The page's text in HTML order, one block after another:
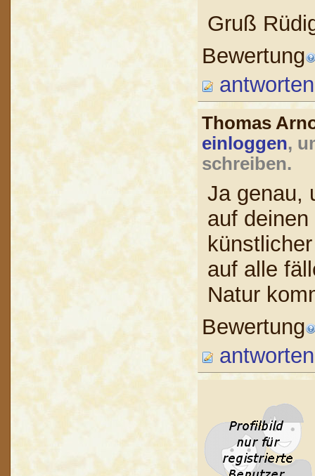
Gruß
Bewertung
antworten
Thomas
einloggen,
schreiben.
Ja genau,
auf
auf alle
Natur
Bewertung
antworten